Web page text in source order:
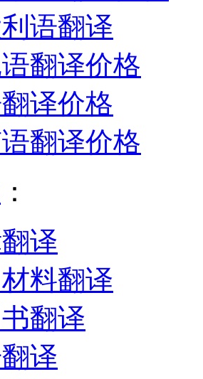
语翻译
翻译价格
译价格
翻译价格
：
译
料翻译
翻译
译